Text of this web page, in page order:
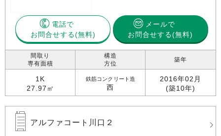
電話で
お問合せする
メールで
お問合せする(無料)
間取り
専有面積
1K
27.97㎡
構造
方位
鉄筋コンクリート造
西
築年
2016年02月
(築10年)
アルファコート川口２